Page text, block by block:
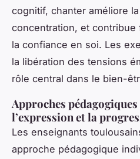
cognitif, chanter améliore
concentration, et
la confiance en soi. Les
la libération des tensions
rôle central dans le bien-
Approches
l’expression et la
Les enseignants
approche pédagogique